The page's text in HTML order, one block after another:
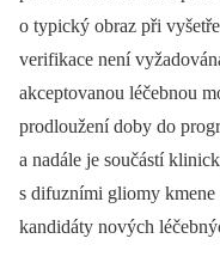
o typický obraz při
verifikace není
akceptovanou léčebnou
prodloužení doby do
a nadále je součástí
s difuzními gliomy
kandidáty nových